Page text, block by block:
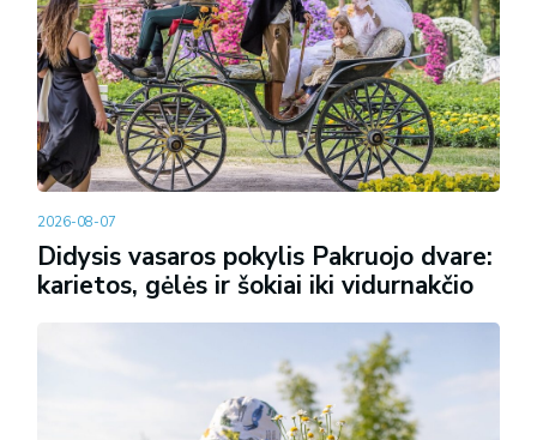
2026-08-07
Didysis vasaros pokylis Pakruojo dvare:
karietos, gėlės ir šokiai iki vidurnakčio